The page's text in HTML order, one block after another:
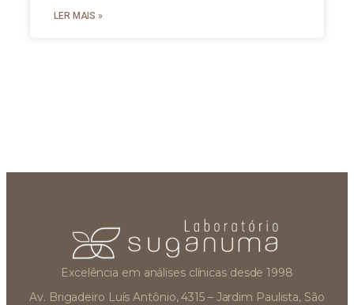
LER MAIS »
Excelência em análises clínicas desde 1998
Av. Brigadeiro Luís Antônio, 4315 – Jardim Paulista, São